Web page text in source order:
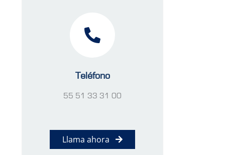
Teléfono
55 51 33 31 00
Llama ahora